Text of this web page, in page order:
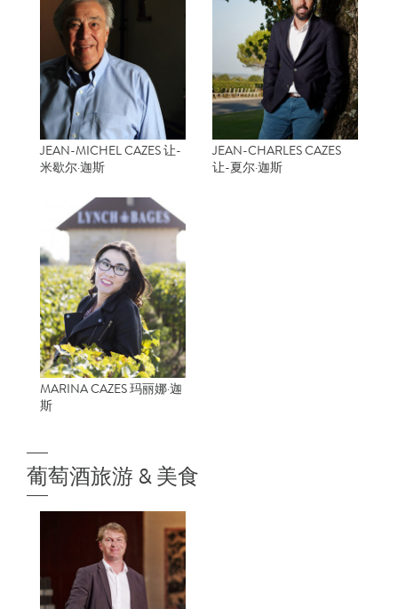
JEAN-MICHEL CAZES 让-
米歇尔·迦斯
JEAN-CHARLES CAZES
让-夏尔·迦斯
MARINA CAZES 玛丽娜·迦
斯
葡萄酒旅游 & 美食